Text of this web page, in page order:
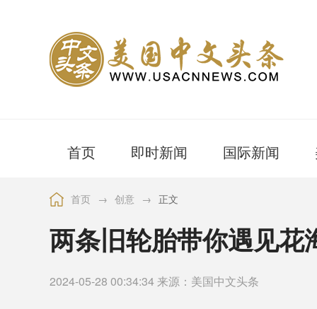
首页 即时新闻 国际新闻
首页 → 创意 → 正文
两条旧轮胎带你遇见花
2024-05-28 00:34:34 来源：美国中文头条